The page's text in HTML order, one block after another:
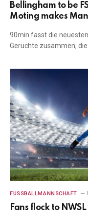
Bellingham to be
Moting makes
90min fasst die
Gerüchte zusammen,
FUSSBALLMANNSCHAFT
Fans flock to